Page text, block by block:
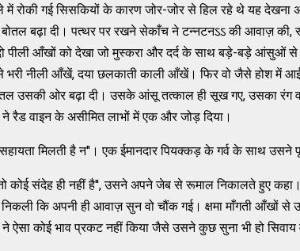
रोकी गई सिसकियों के कारण जोर-जोर से हिल रहे थे यह
बोतल बढ़ा दी। पत्थर पर रखने सेकाँच ने टन्नटनऽऽ की आवाज़
पीली आँखों को देखा जो मुस्करा और दर्द के साथ बड़े-बड़े आंसुओं से
भरी नीली आँखें, दया छलकाती काली आँखें। फिर वो जैसे होश में
उसकी ओर बढ़ा दी। उसके आंसू तत्काल ही सूख गए, उसका रंग
रैड वाइन के असीमित लाभों में एक और जोड़ दिया।
मिलती है न''। एक ईमानदार पियक्कड़ के गर्व के साथ उसने
कोई संदेह ही नहीं है'', उसने अपने जेब से रूमाल निकालते हुए
कि अपनी ही आवाज़ सुन वो चौंक गई। क्षमा माँगती आँखों
ऐसा कोई भाव प्रकट नहीं किया जैसे उसने कुछ सुना भी हो